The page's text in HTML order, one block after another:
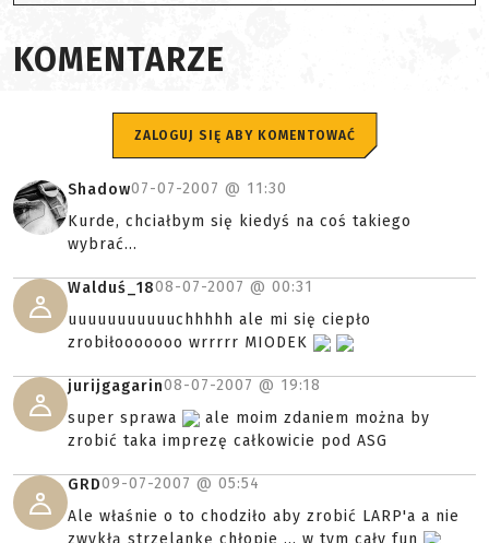
KOMENTARZE
ZALOGUJ SIĘ ABY KOMENTOWAĆ
Shadow07-07-2007 @ 11:30
Kurde, chciałbym się kiedyś na coś takiego
wybrać...
Walduś_1808-07-2007 @ 00:31
uuuuuuuuuuuchhhhh ale mi się ciepło
zrobiłooooooo wrrrrr MIODEK
jurijgagarin08-07-2007 @ 19:18
super sprawa
ale moim zdaniem można by
zrobić taka imprezę całkowicie pod ASG
GRD09-07-2007 @ 05:54
Ale właśnie o to chodziło aby zrobić LARP'a a nie
zwykłą strzelankę chłopie ... w tym cały fun